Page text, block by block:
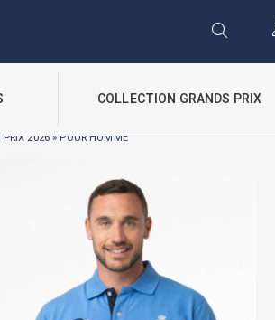
COLLECTION GRANDS PRIX
2026 » POUR HOMME